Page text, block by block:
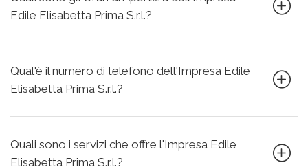
Edile Elisabetta Prima S.r.l.?
Qual'è il numero di telefono dell'Impresa Edile
Elisabetta Prima S.r.l.?
Quali sono i servizi che offre l'Impresa Edile
Elisabetta Prima S.r.l.?